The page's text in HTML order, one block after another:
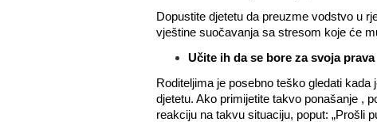
Dopustite djetetu da preuzme vodstvo u
vještine suočavanja sa stresom koje će
Učite ih da se bore za svoja prava
Roditeljima je posebno teško gledati
djetetu. Ako primijetite takvo ponašanje ,
reakciju na takvu situaciju, poput: „Prošli